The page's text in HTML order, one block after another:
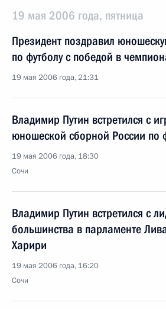
19 мая 2006 года, пятница
Президент поздравил
по футболу с победой в
19 мая 2006 года, 21:31
Владимир Путин встретился с
юношеской сборной России по
19 мая 2006 года, 18:30
Сочи
Владимир Путин встретился с
большинства в парламенте
Харири
19 мая 2006 года, 16:20
Сочи